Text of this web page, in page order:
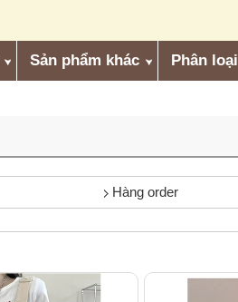
Sản phẩm khác Phân loại
Hàng order